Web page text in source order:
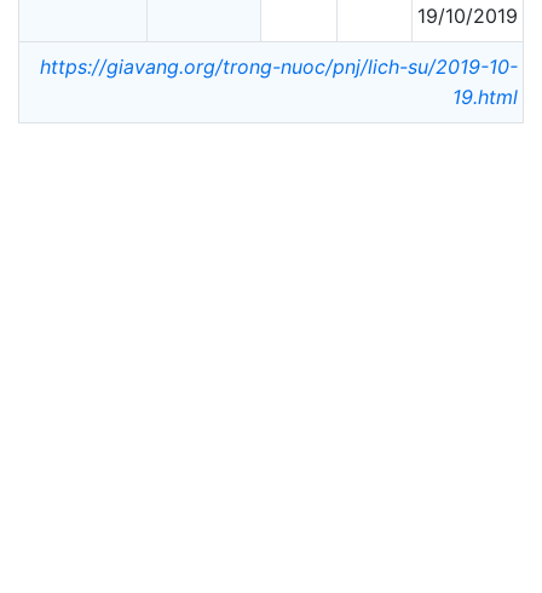
19/10/2019
https://giavang.org/trong-nuoc/pnj/lich-su/2019-10-
19.html